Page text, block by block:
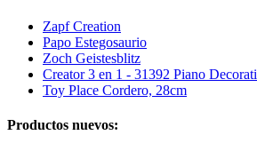
Zapf Creation
Papo Estegosaurio
Zoch Geistesblitz
Creator 3 en 1 - 31392 Piano
Toy Place Cordero, 28cm
Productos nuevos: